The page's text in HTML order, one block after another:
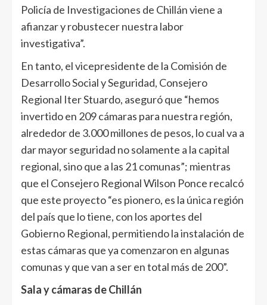
Policía de Investigaciones de Chillán viene a
afianzar y robustecer nuestra labor
investigativa”.
En tanto, el vicepresidente de la Comisión de
Desarrollo Social y Seguridad, Consejero
Regional Iter Stuardo, aseguró que “hemos
invertido en 209 cámaras para nuestra región,
alrededor de 3.000 millones de pesos, lo cual va a
dar mayor seguridad no solamente a la capital
regional, sino que a las 21 comunas”; mientras
que el Consejero Regional Wilson Ponce recalcó
que este proyecto “es pionero, es la única región
del país que lo tiene, con los aportes del
Gobierno Regional, permitiendo la instalación de
estas cámaras que ya comenzaron en algunas
comunas y que van a ser en total más de 200”.
Sala y cámaras de Chillán